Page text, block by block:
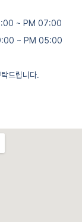
~ PM 07:00
~ PM 05:00
드립니다.